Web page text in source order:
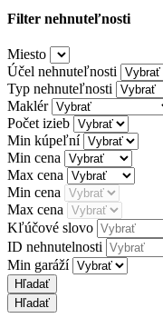
Filter nehnuteľnosti
Miesto
Účel nehnuteľnosti
Typ nehnuteľnosti
Maklér
Počet izieb
Min kúpeľní
Min cena
Max cena
Min cena
Max cena
Kľúčové slovo
ID nehnutelnosti
Min garáží